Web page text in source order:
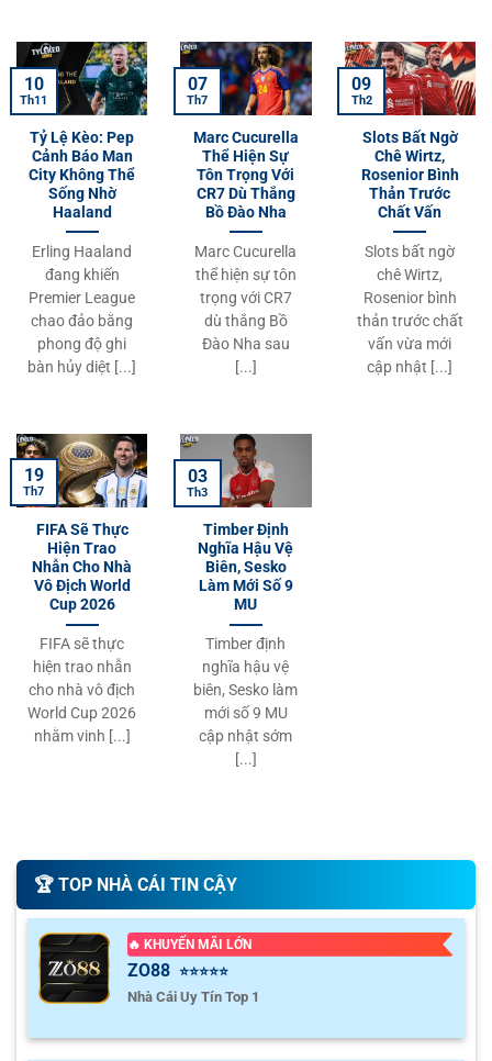
Tỷ Lệ Kèo: Pep
Cảnh Báo Man
City Không Thể
Sống Nhờ
Haaland
Erling Haaland
đang khiến
Premier League
chao đảo bằng
phong độ ghi
bàn hủy diệt [...]
10
Th11
Marc Cucurella
Thể Hiện Sự
Tôn Trọng Với
CR7 Dù Thắng
Bồ Đào Nha
Marc Cucurella
thể hiện sự tôn
trọng với CR7
dù thắng Bồ
Đào Nha sau
[...]
07
Th7
Slots Bất Ngờ
Chê Wirtz,
Rosenior Bình
Thản Trước
Chất Vấn
Slots bất ngờ
chê Wirtz,
Rosenior bình
thản trước chất
vấn vừa mới
cập nhật [...]
09
Th2
FIFA Sẽ Thực
Hiện Trao
Nhẫn Cho Nhà
Vô Địch World
Cup 2026
FIFA sẽ thực
hiện trao nhẫn
cho nhà vô địch
World Cup 2026
nhằm vinh [...]
19
Th7
Timber Định
Nghĩa Hậu Vệ
Biên, Sesko
Làm Mới Số 9
MU
Timber định
nghĩa hậu vệ
biên, Sesko làm
mới số 9 MU
cập nhật sớm
[...]
03
Th3
🏆️ TOP NHÀ CÁI TIN CẬY
🔥 KHUYẾN MÃI LỚN
ZO88 ⭐⭐⭐⭐⭐
Nhà Cái Uy Tín Top 1